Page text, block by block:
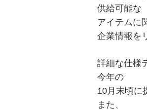
供給可能な
アイテムに
企業情報を
詳細な仕様
今年の
10月末頃に
また、